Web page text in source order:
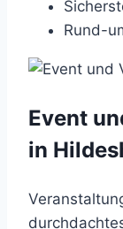
Rund-
Event
in